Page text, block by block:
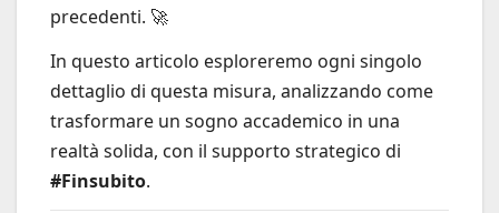
precedenti. 🚀
In questo articolo esploreremo ogni singolo
dettaglio di questa misura, analizzando come
trasformare un sogno accademico in una
realtà solida, con il supporto strategico di
#Finsubito.